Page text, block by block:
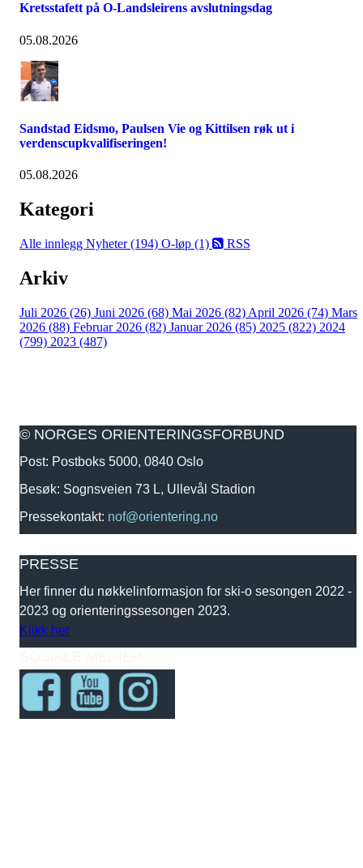
Kretsstafett på O-Landsleirens avslutningsdag
05.08.2026
Sandstad Eidsmo, Paulsen Vie og Kittilsen røk ut i
verdenscupkvalifiseringen!
05.08.2026
Kategori
Alle innlegg Nyheter (194) O-løp (1) RSS
Arkiv
Juli 2026 (26) Juni 2026 (68) Mai 2026 (82) April 2026 (74) Mars
2026 (88) Februar 2026 (82) Januar 2026 (85) 2025 (822) 2024
(799) 2023 (487)
© NORGES ORIENTERINGSFORBUND
Post: Postboks 5000, 0840 Oslo
Besøk: Sognsveien 73 L, Ullevål Stadion
Pressekontakt: nof@orientering.no
PRESSE
Her finner du nøkkelinformasjon for ski-o sesongen 2022 -
2023 og orienteringssesongen 2023.
Klikk her